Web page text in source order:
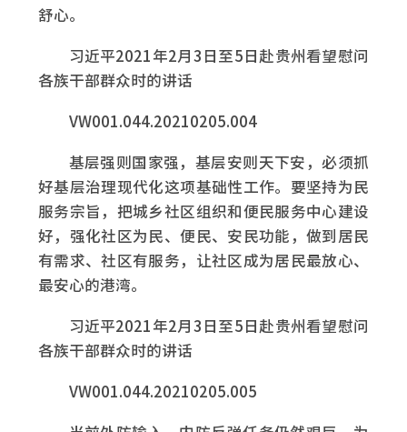
舒心。
习近平2021年2月3日至5日赴贵州看望慰问
各族干部群众时的讲话
VW001.044.20210205.004
基层强则国家强，基层安则天下安，必须抓
好基层治理现代化这项基础性工作。要坚持为民
服务宗旨，把城乡社区组织和便民服务中心建设
好，强化社区为民、便民、安民功能，做到居民
有需求、社区有服务，让社区成为居民最放心、
最安心的港湾。
习近平2021年2月3日至5日赴贵州看望慰问
各族干部群众时的讲话
VW001.044.20210205.005